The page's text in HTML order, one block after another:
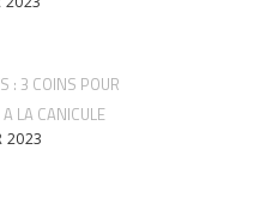
: 3 COINS POUR
LA CANICULE
2023